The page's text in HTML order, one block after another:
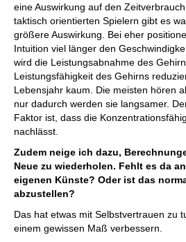
eine Auswirkung auf den
taktisch orientierten Spielern gibt es
größere Auswirkung. Bei eher
Intuition viel länger den
wird die Leistungsabnahme des
Leistungsfähigkeit des Gehirns
Lebensjahr kaum. Die meisten hören
nur dadurch werden sie langsamer.
Faktor ist, dass die
nachlässt.
Zudem neige ich dazu,
Neue zu wiederholen. Fehlt es da
eigenen Künste? Oder ist das
abzustellen?
Das hat etwas mit Selbstvertrauen zu
einem gewissen Maß verbessern.